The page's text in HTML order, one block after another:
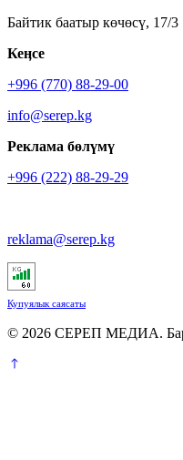
Байтик баатыр көчөсү, 17/3
Кеӊсе
+996 (770) 88-29-00
info@serep.kg
Реклама бөлүмү
+996 (222) 88-29-29
reklama@serep.kg
Купуялык саясаты
© 2026 СЕРЕП МЕДИА.